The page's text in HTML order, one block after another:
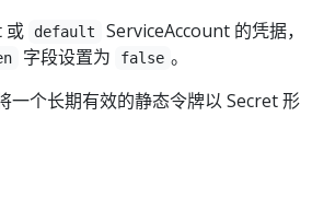
或
default
ServiceAccount 的凭据，
字段设置为 false 。
个长期有效的静态令牌以 Secret 形